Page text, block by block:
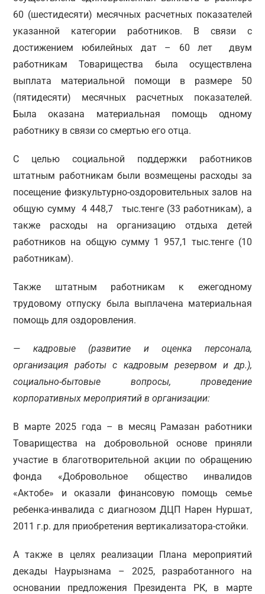
60 (шестидесяти) месячных расчетных показателей
указанной категории работников. В связи с
достижением юбилейных дат – 60 лет двум
работникам Товарищества была осуществлена
выплата материальной помощи в размере 50
(пятидесяти) месячных расчетных показателей.
Была оказана материальная помощь одному
работнику в связи со смертью его отца.
С целью социальной поддержки работников
штатным работникам были возмещены расходы за
посещение физкультурно-оздоровительных залов на
общую сумму 4 448,7 тыс.тенге (33 работникам), а
также расходы на организацию отдыха детей
работников на общую сумму 1 957,1 тыс.тенге (10
работникам).
Также штатным работникам к ежегодному
трудовому отпуску была выплачена материальная
помощь для оздоровления.
— кадровые (развитие и оценка персонала,
организация работы с кадровым резервом и др.),
социально-бытовые вопросы, проведение
корпоративных мероприятий в организации:
В марте 2025 года – в месяц Рамазан работники
Товарищества на добровольной основе приняли
участие в благотворительной акции по обращению
фонда «Добровольное общество инвалидов
«Актобе» и оказали финансовую помощь семье
ребенка-инвалида с диагнозом ДЦП Нарен Нуршат,
2011 г.р. для приобретения вертикализатора-стойки.
А также в целях реализации Плана мероприятий
декады Наурызнама – 2025, разработанного на
основании предложения Президента РК, в марте